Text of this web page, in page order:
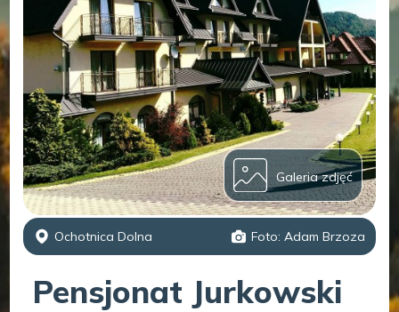
Galeria zdjęć
Ochotnica Dolna Foto: Adam Brzoza
Pensjonat Jurkowski